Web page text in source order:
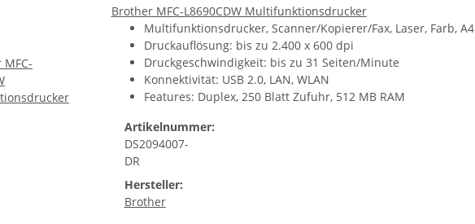
Brother MFC-L8690CDW Multifunktionsdrucker
Multifunktionsdrucker, Scanner/Kopierer/Fax, Laser, Farb, A4
Druckauflösung: bis zu 2.400 x 600 dpi
Druckgeschwindigkeit: bis zu 31 Seiten/Minute
Konnektivität: USB 2.0, LAN, WLAN
Features: Duplex, 250 Blatt Zufuhr, 512 MB RAM
Artikelnummer:
DS2094007-
DR
Hersteller:
Brother